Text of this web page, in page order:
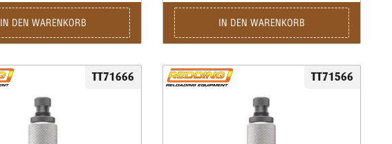
IN DEN WARENKORB IN DEN WARENKORB
TT71666 TT71566